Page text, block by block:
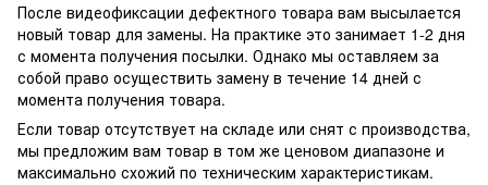
После видеофиксации дефектного товара вам высылается
новый товар для замены. На практике это занимает 1-2 дня
с момента получения посылки. Однако мы оставляем за
собой право осуществить замену в течение 14 дней с
момента получения товара.
Если товар отсутствует на складе или снят с производства,
мы предложим вам товар в том же ценовом диапазоне и
максимально схожий по техническим характеристикам.